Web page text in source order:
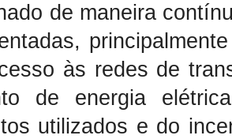
de maneira
às redes de
de energia
utilizados e do